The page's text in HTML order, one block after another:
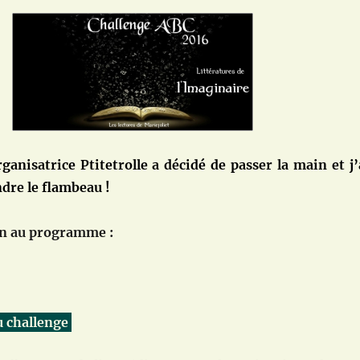
Ptitetrolle a décidé de passer la main et
le flambeau !
au programme :
challenge